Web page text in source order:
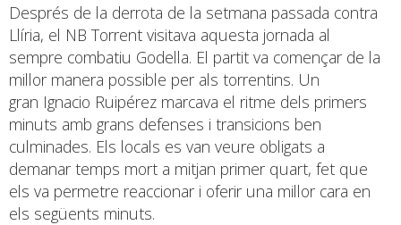
Després de la derrota de la setmana passada contra
Llíria, el NB Torrent visitava aquesta jornada al
sempre combatiu Godella. El partit va començar de la
millor manera possible per als torrentins. Un
gran Ignacio Ruipérez marcava el ritme dels primers
minuts amb grans defenses i transicions ben
culminades. Els locals es van veure obligats a
demanar temps mort a mitjan primer quart, fet que
els va permetre reaccionar i oferir una millor cara en
els següents minuts.